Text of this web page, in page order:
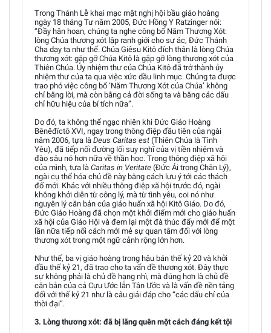
Trong Thánh Lễ khai mạc mật nghị hội bầu giáo hoàng
ngày 18 tháng Tư năm 2005, Đức Hồng Y Ratzinger nói:
“Đầy hân hoan, chúng ta nghe công bố Năm Thương Xót:
lòng Chúa thương xót lập ranh giới cho sự ác, Đức Thánh
Cha dạy ta như thế. Chúa Giêsu Kitô đích thân là lòng Chúa
thương xót: gặp gỡ Chúa Kitô là gặp gỡ lòng thương xót của
Thiên Chúa. Ủy nhiệm thư của Chúa Kitô đã trở thành ủy
nhiệm thư của ta qua việc xức dầu linh mục. Chúng ta được
trao phó việc công bố ‘Năm Thương Xót của Chúa’ không
chỉ bằng lời, mà còn bằng cả đời sống ta và bằng các dấu
chỉ hữu hiệu của bí tích nữa”.
Do đó, ta không thể ngạc nhiên khi Đức Giáo Hoàng
Bênêđíctô XVI, ngay trong thông điệp đầu tiên của ngài
năm 2006, tựa là Deus Caritas est (Thiên Chúa là Tình
Yêu), đã tiếp nối đường lối suy nghĩ của vị tiền nhiệm và
đào sâu nó hơn nữa về thần học. Trong thông điệp xã hội
của mình, tựa là Caritas in Veritate (Đức Ái trong Chân Lý),
ngài cụ thể hóa chủ đề này bằng cách lưu ý tới các thách
đố mới. Khác với nhiều thông điệp xã hội trước đó, ngài
không khởi diễn từ công lý, mà từ tình yêu, coi nó như
nguyên lý căn bản của giáo huấn xã hội Kitô Giáo. Do đó,
Đức Giáo Hoàng đã chọn một khởi điểm mới cho giáo huấn
xã hội của Giáo Hội và đem lại một đà thúc đẩy mới để một
lần nữa tiếp nối cách mới mẻ sự quan tâm đối với lòng
thương xót trong một ngữ cảnh rộng lớn hơn.
Như thế, ba vị giáo hoàng trong hậu bán thế kỷ 20 và khởi
đầu thế kỷ 21, đã trao cho ta vấn đề thương xót. Đây thực
sự không phải là chủ đề hạng nhì, mà đúng hơn là chủ đề
căn bản của cả Cựu Ước lẫn Tân Ước và là vấn đề nền tảng
đối với thế kỷ 21 như là câu giải đáp cho “các dấu chỉ của
thời đại”.
3. Lòng thương xót: đã bị lãng quên một cách đáng kết tội